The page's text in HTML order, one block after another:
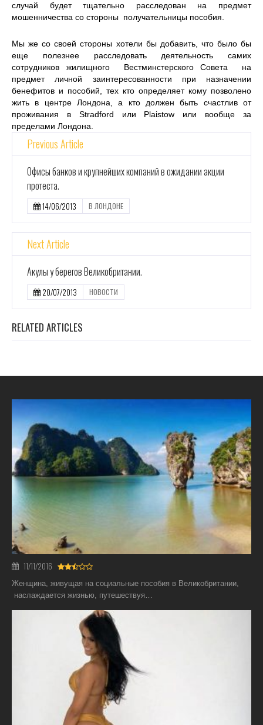
случай будет тщательно расследован на предмет
мошенничества со стороны получательницы пособия.
Мы же со своей стороны хотели бы добавить, что было бы
еще полезнее расследовать деятельность самих
сотрудников жилищного Вестминстерского Совета на
предмет личной заинтересованности при назначении
бенефитов и пособий, тех кто определяет кому позволено
жить в центре Лондона, а кто должен быть счастлив от
проживания в Stradford или Plaistow или вообще за
пределами Лондона.
Previous Article
Офисы банков и крупнейших компаний в ожидании акции
протеста.
14/06/2013 В ЛОНДОНЕ
Next Article
Акулы у берегов Великобритании.
20/07/2013 НОВОСТИ
RELATED ARTICLES
11/11/2016
Женщина, живущая на социальные пособия в Великобритании,
наслаждается жизнью, путешествуя…